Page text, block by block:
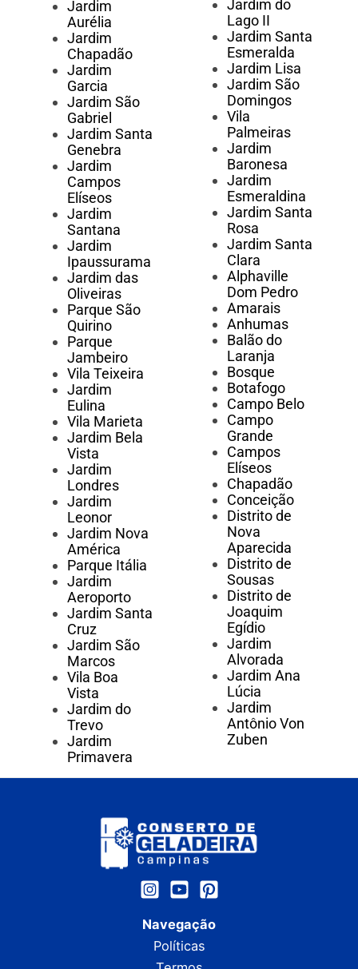
Jardim
Aurélia
Jardim
Chapadão
Jardim
Garcia
Jardim São
Gabriel
Jardim Santa
Genebra
Jardim
Campos
Elíseos
Jardim
Santana
Jardim
Ipaussurama
Jardim das
Oliveiras
Parque São
Quirino
Parque
Jambeiro
Vila Teixeira
Jardim
Eulina
Vila Marieta
Jardim Bela
Vista
Jardim
Londres
Jardim
Leonor
Jardim Nova
América
Parque Itália
Jardim
Aeroporto
Jardim Santa
Cruz
Jardim São
Marcos
Vila Boa
Vista
Jardim do
Trevo
Jardim
Primavera
Jardim do
Lago II
Jardim Santa
Esmeralda
Jardim Lisa
Jardim São
Domingos
Vila
Palmeiras
Jardim
Baronesa
Jardim
Esmeraldina
Jardim Santa
Rosa
Jardim Santa
Clara
Alphaville
Dom Pedro
Amarais
Anhumas
Balão do
Laranja
Bosque
Botafogo
Campo Belo
Campo
Grande
Campos
Elíseos
Chapadão
Conceição
Distrito de
Nova
Aparecida
Distrito de
Sousas
Distrito de
Joaquim
Egídio
Jardim
Alvorada
Jardim Ana
Lúcia
Jardim
Antônio Von
Zuben
Navegação
Políticas